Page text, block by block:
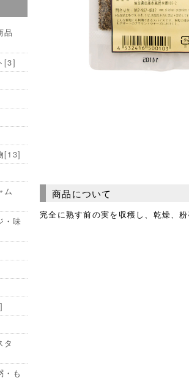
商品について
完全に熟す前の実を収穫し、乾燥、
品
[3]
[13]
ム
・味
タ
・も